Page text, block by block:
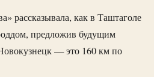
рассказывала, как в Таштаголе
предложив будущим
— это 160 км по